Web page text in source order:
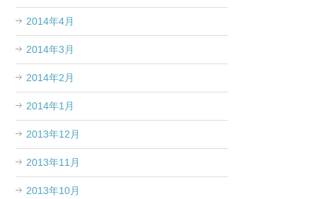
2014年4月
2014年3月
2014年2月
2014年1月
2013年12月
2013年11月
2013年10月